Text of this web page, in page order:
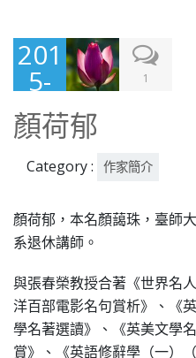
201
5-
12-
11
1
顏荷郁
Category : 作家簡介
顏荷郁，本名顏藹珠，臺師
系退休講師。
與張春榮教授合著《世界名
洋百部電影名句賞析》、《
學名著選讀》、《英美文學
賞》、《英語修辭學（一）